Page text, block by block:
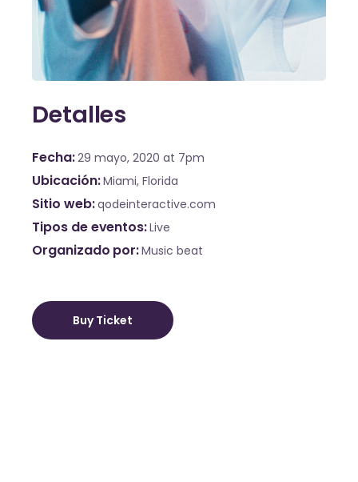
Detalles
Fecha 29 mayo, 2020 at 7pm
Ubicación Miami, Florida
Sitio web qodeinteractive.com
Tipos de eventos Live
Organizado por Music beat
Buy Ticket